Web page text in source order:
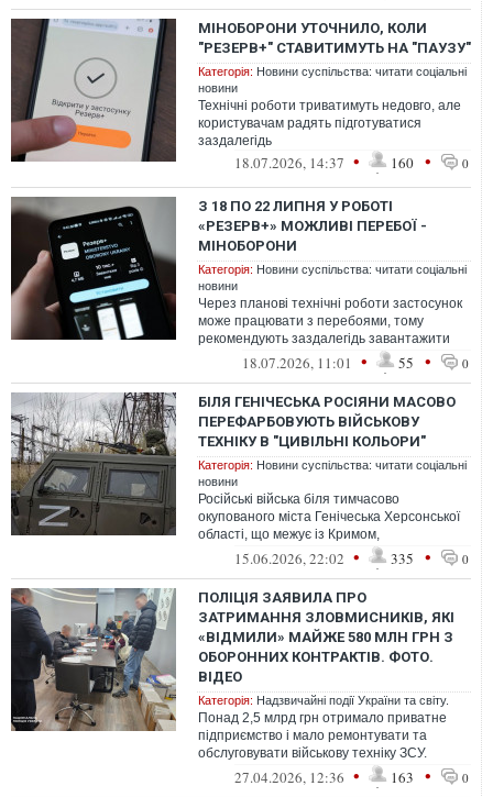
МІНОБОРОНИ УТОЧНИЛО, КОЛИ
"РЕЗЕРВ+" СТАВИТИМУТЬ НА "ПАУЗУ"
Категорія: Новини суспільства: читати соціальні
новини
Технічні роботи триватимуть недовго, але
користувачам радять підготуватися
заздалегідь
18.07.2026, 14:37 • 160 • 0
З 18 ПО 22 ЛИПНЯ У РОБОТІ
«РЕЗЕРВ+» МОЖЛИВІ ПЕРЕБОЇ -
МІНОБОРОНИ
Категорія: Новини суспільства: читати соціальні
новини
Через планові технічні роботи застосунок
може працювати з перебоями, тому
рекомендують заздалегідь завантажити
PDF-версію військово-облікового докумен...
18.07.2026, 11:01 • 55 • 0
БІЛЯ ГЕНІЧЕСЬКА РОСІЯНИ МАСОВО
ПЕРЕФАРБОВУЮТЬ ВІЙСЬКОВУ
ТЕХНІКУ В "ЦИВІЛЬНІ КОЛЬОРИ"
Категорія: Новини суспільства: читати соціальні
новини
Російські війська біля тимчасово
окупованого міста Генічеська Херсонської
області, що межує із Кримом,
перефарбовують у так звані "цивільні
15.06.2026, 22:02 • 335 • 0
ПОЛІЦІЯ ЗАЯВИЛА ПРО
ЗАТРИМАННЯ ЗЛОВМИСНИКІВ, ЯКІ
«ВІДМИЛИ» МАЙЖЕ 580 МЛН ГРН З
ОБОРОННИХ КОНТРАКТІВ. ФОТО.
ВІДЕО
Категорія: Надзвичайні події України та світу.
Понад 2,5 млрд грн отримало приватне
підприємство і мало ремонтувати та
обслуговувати військову техніку ЗСУ.
Натомість відмило більше ніж півмільярда
27.04.2026, 12:36 • 163 • 0